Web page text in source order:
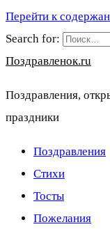
Перейти к
Search for:
Поздравленок.ru
Поздравления,
праздники
Поздравления
Стихи
Тосты
Пожелания